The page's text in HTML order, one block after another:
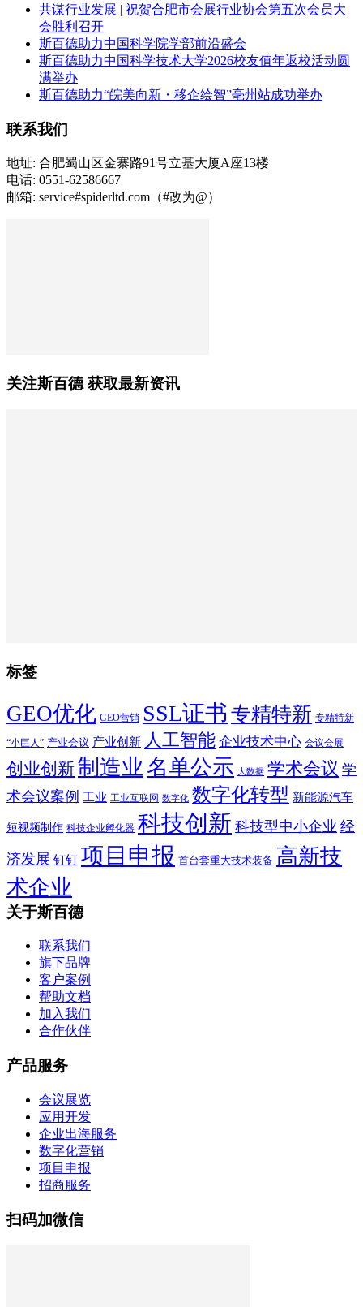
共谋行业发展 | 祝贺合肥市会展行业协会第五次会员大
会胜利召开
斯百德助力中国科学院学部前沿盛会
斯百德助力中国科学技术大学2026校友值年返校活动圆
满举办
斯百德助力“皖美向新・移企绘智”亳州站成功举办
联系我们
地址: 合肥蜀山区金寨路91号立基大厦A座13楼
电话: 0551-62586667
邮箱: service#spiderltd.com（#改为@）
关注斯百德 获取最新资讯
标签
GEO优化 GEO营销 SSL证书 专精特新 专精特新
“小巨人” 产业会议 产业创新 人工智能 企业技术中心 会议会展
创业创新制造业 名单公示 大数据 学术会议 学
术会议案例 工业 工业互联网 数字化 数字化转型 新能源汽车
短视频制作 科技企业孵化器 科技创新 科技型中小企业 经
济发展 钉钉 项目申报 首台套重大技术装备 高新技
术企业
关于斯百德
联系我们
旗下品牌
客户案例
帮助文档
加入我们
合作伙伴
产品服务
会议展览
应用开发
企业出海服务
数字化营销
项目申报
招商服务
扫码加微信